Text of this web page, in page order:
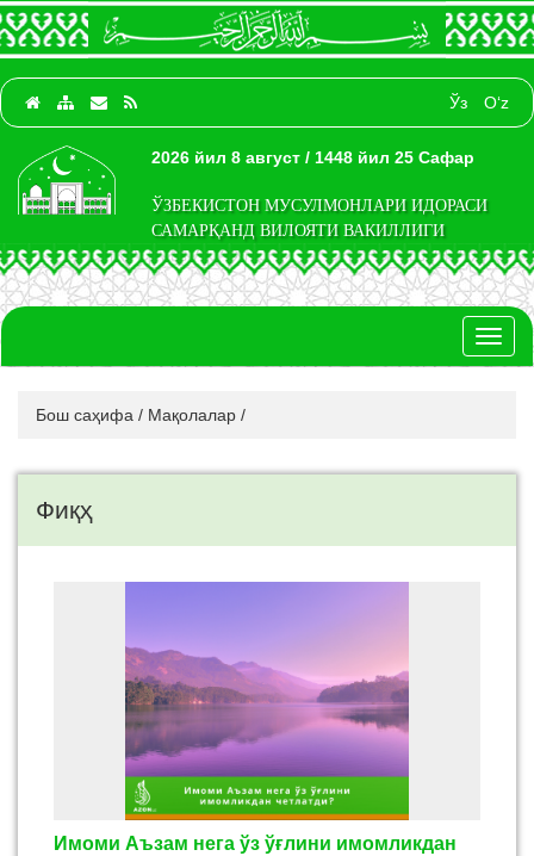
Ўз O‘z
2026 йил 8 август / 1448 йил 25 Сафар
ЎЗБЕКИСТОН МУСУЛМОНЛАРИ ИДОРАСИ
САМАРҚАНД ВИЛОЯТИ ВАКИЛЛИГИ
Бош саҳифа / Мақолалар /
Фиқҳ
Имоми Аъзам нега ўз ўғлини имомликдан